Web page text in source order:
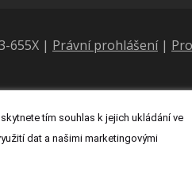
655X | Právní prohlášení|
tím souhlas k jejich ukládání ve
dat a našimi marketingovými